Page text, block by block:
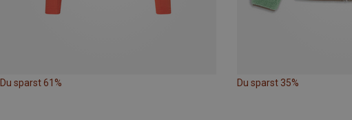
Du sparst 61% Du sparst 35%